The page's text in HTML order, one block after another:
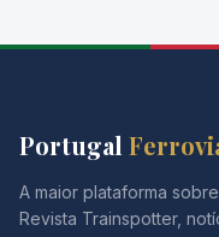
Portugal
A maior plataforma
Revista Trainspotter,